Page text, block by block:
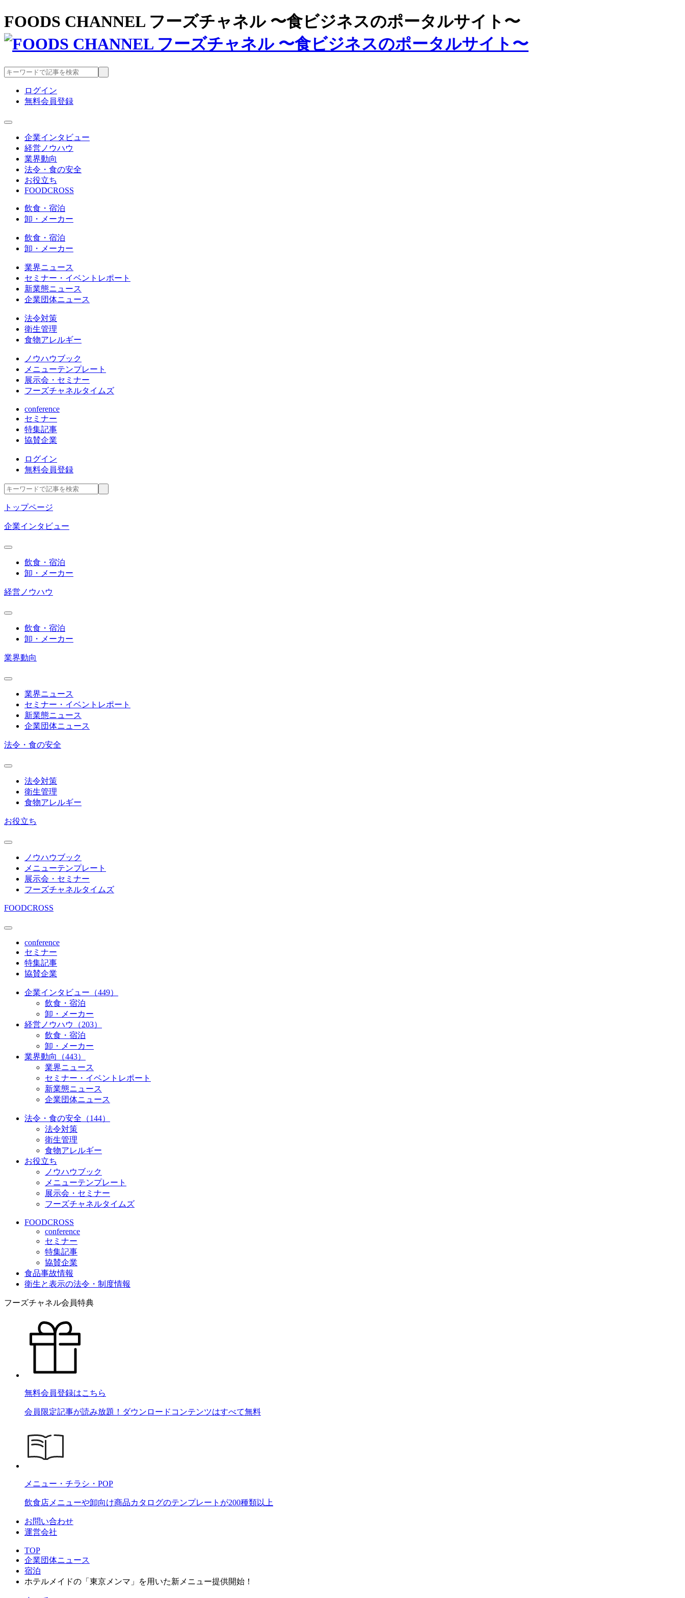
FOODS CHANNEL フーズチャネル 〜食ビジネスのポータルサイト〜
ログイン
無料会員登録
企業インタビュー
経営ノウハウ
業界動向
法令・食の安全
お役立ち
FOODCROSS
飲食・宿泊
卸・メーカー
飲食・宿泊
卸・メーカー
業界ニュース
セミナー・イベントレポート
新業態ニュース
企業団体ニュース
法令対策
衛生管理
食物アレルギー
ノウハウブック
メニューテンプレート
展示会・セミナー
フーズチャネルタイムズ
conference
セミナー
特集記事
協賛企業
ログイン
無料会員登録
トップページ
企業インタビュー
飲食・宿泊
卸・メーカー
経営ノウハウ
飲食・宿泊
卸・メーカー
業界動向
業界ニュース
セミナー・イベントレポート
新業態ニュース
企業団体ニュース
法令・食の安全
法令対策
衛生管理
食物アレルギー
お役立ち
ノウハウブック
メニューテンプレート
展示会・セミナー
フーズチャネルタイムズ
FOODCROSS
conference
セミナー
特集記事
協賛企業
企業インタビュー（449）
飲食・宿泊
卸・メーカー
経営ノウハウ（203）
飲食・宿泊
卸・メーカー
業界動向（443）
業界ニュース
セミナー・イベントレポート
新業態ニュース
企業団体ニュース
法令・食の安全（144）
法令対策
衛生管理
食物アレルギー
お役立ち
ノウハウブック
メニューテンプレート
展示会・セミナー
フーズチャネルタイムズ
FOODCROSS
conference
セミナー
特集記事
協賛企業
食品事故情報
衛生と表示の法令・制度情報
フーズチャネル会員特典
無料会員登録はこちら
会員限定記事が読み放題！ダウンロードコンテンツはすべて無料
メニュー・チラシ・POP
飲食店メニューや卸向け商品カタログのテンプレートが200種類以上
お問い合わせ
運営会社
TOP
企業団体ニュース
宿泊
ホテルメイドの「東京メンマ」を用いた新メニュー提供開始！